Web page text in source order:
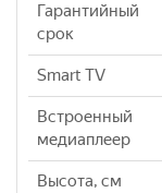
Гарантийный
срок
Smart TV
Встроенный
медиаплеер
Высота, см